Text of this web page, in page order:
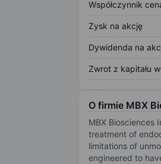
Współczynnik
Zysk na akcję
Dywidenda na
Zwrot z kapitału
O firmie MBX
MBX Biosciences
treatment of
limitations of
engineered to